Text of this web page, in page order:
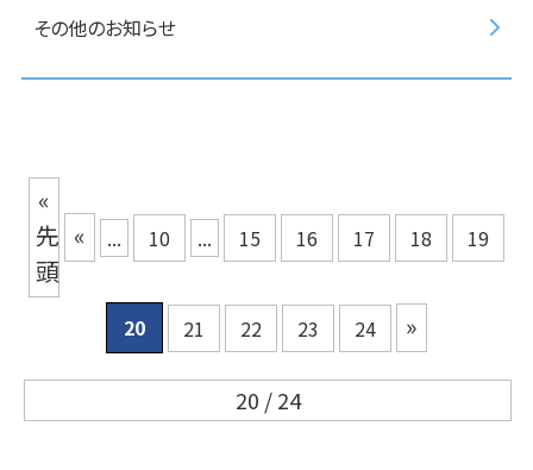
その他のお知らせ
20 / 24
«
先
頭
« ... 10 ... 15 16 17 18 19
20 21 22 23 24 »